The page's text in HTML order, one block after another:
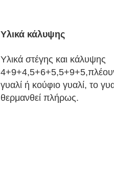
Υλικά κάλυψης
Υλικά στέγης και κάλυψης
γυαλί ή κούφιο γυαλί, το
θερμανθεί πλήρως.